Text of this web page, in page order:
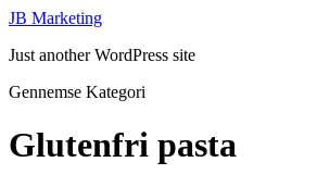
JB Marketing
Just another WordPress site
Gennemse Kategori
Glutenfri pasta